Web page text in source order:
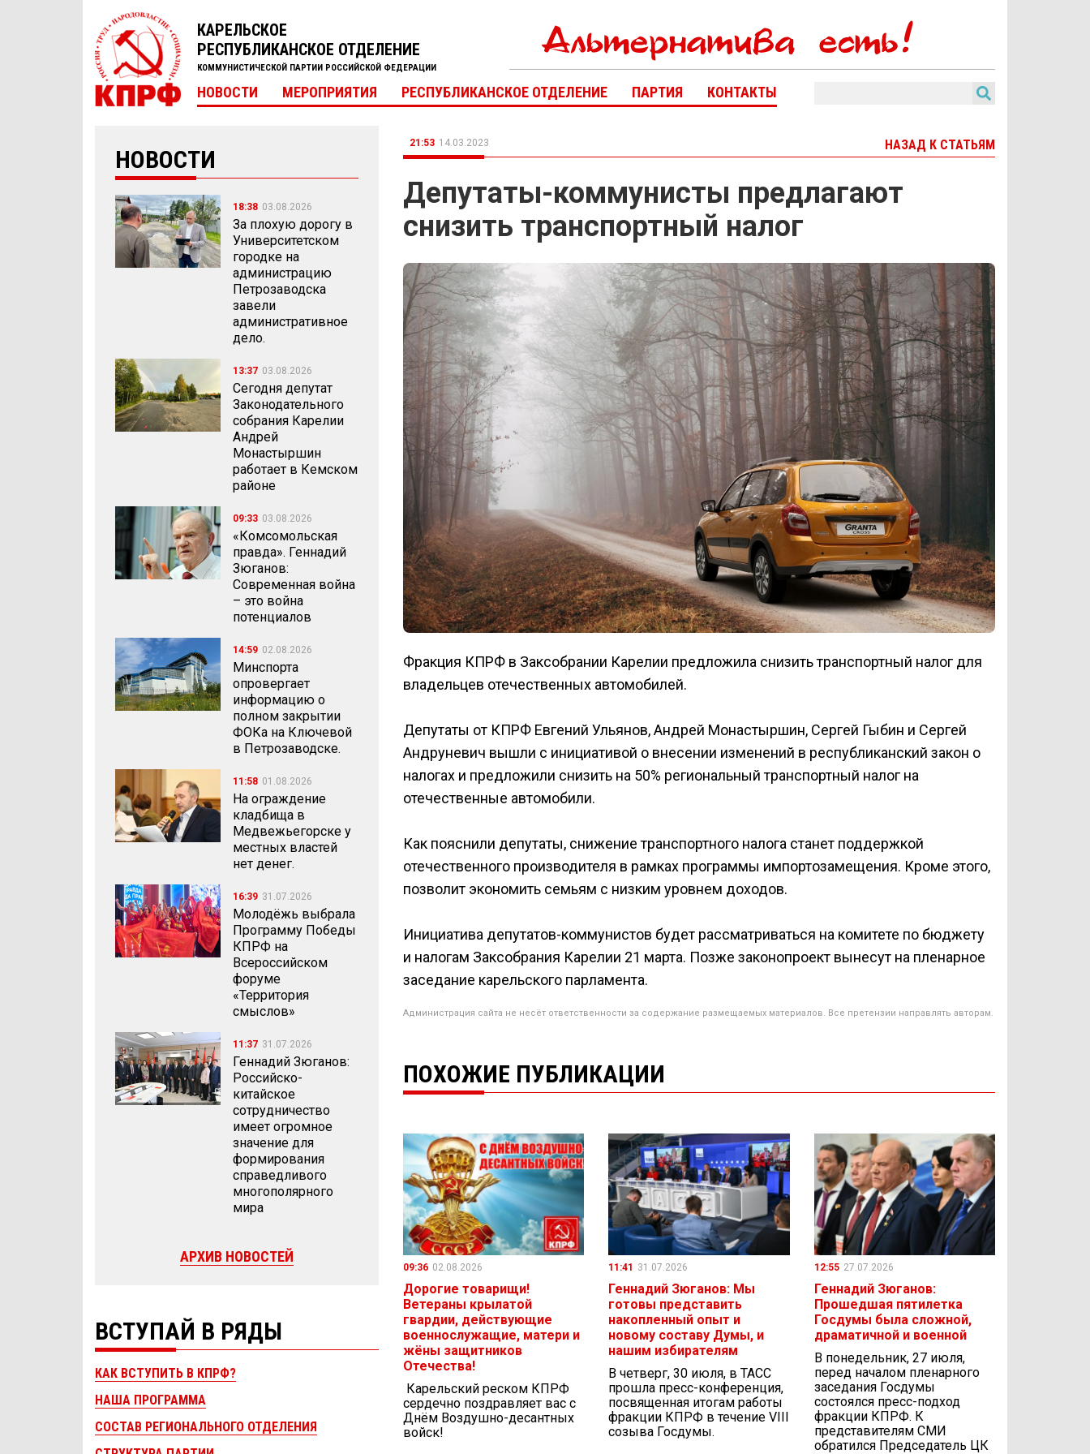
КАРЕЛЬСКОЕ
РЕСПУБЛИКАНСКОЕ ОТДЕЛЕНИЕ
КОММУНИСТИЧЕСКОЙ ПАРТИИ РОССИЙСКОЙ ФЕДЕРАЦИИ
НОВОСТИ МЕРОПРИЯТИЯ РЕСПУБЛИКАНСКОЕ ОТДЕЛЕНИЕ ПАРТИЯ КОНТАКТЫ
НОВОСТИ
18:38 03.08.2026
За плохую дорогу в
Университетском
городке на
администрацию
Петрозаводска
завели
административное
дело.
13:37 03.08.2026
Сегодня депутат
Законодательного
собрания Карелии
Андрей
Монастыршин
работает в Кемском
районе
09:33 03.08.2026
«Комсомольская
правда». Геннадий
Зюганов:
Современная война
– это война
потенциалов
14:59 02.08.2026
Минспорта
опровергает
информацию о
полном закрытии
ФОКа на Ключевой
в Петрозаводске.
11:58 01.08.2026
На ограждение
кладбища в
Медвежьегорске у
местных властей
нет денег.
16:39 31.07.2026
Молодёжь выбрала
Программу Победы
КПРФ на
Всероссийском
форуме
«Территория
смыслов»
11:37 31.07.2026
Геннадий Зюганов:
Российско-
китайское
сотрудничество
имеет огромное
значение для
формирования
справедливого
многополярного
мира
АРХИВ НОВОСТЕЙ
ВСТУПАЙ В РЯДЫ
КАК ВСТУПИТЬ В КПРФ?
НАША ПРОГРАММА
СОСТАВ РЕГИОНАЛЬНОГО ОТДЕЛЕНИЯ
21:53 14.03.2023 НАЗАД К СТАТЬЯМ
Депутаты-коммунисты предлагают
снизить транспортный налог
Фракция КПРФ в Заксобрании Карелии предложила снизить транспортный налог для
владельцев отечественных автомобилей.
Депутаты от КПРФ Евгений Ульянов, Андрей Монастыршин, Сергей Гыбин и Сергей
Андруневич вышли с инициативой о внесении изменений в республиканский закон о
налогах и предложили снизить на 50% региональный транспортный налог на
отечественные автомобили.
Как пояснили депутаты, снижение транспортного налога станет поддержкой
отечественного производителя в рамках программы импортозамещения. Кроме этого,
позволит экономить семьям с низким уровнем доходов.
Инициатива депутатов-коммунистов будет рассматриваться на комитете по бюджету
и налогам Заксобрания Карелии 21 марта. Позже законопроект вынесут на пленарное
заседание карельского парламента.
Администрация сайта не несёт ответственности за содержание размещаемых материалов. Все претензии направлять авторам.
ПОХОЖИЕ ПУБЛИКАЦИИ
09:36 02.08.2026
Дорогие товарищи!
Ветераны крылатой
гвардии, действующие
военнослужащие, матери и
жёны защитников
Отечества!
Карельский реском КПРФ
сердечно поздравляет вас с
Днём Воздушно-десантных
войск!
11:41 31.07.2026
Геннадий Зюганов: Мы
готовы представить
накопленный опыт и
новому составу Думы, и
нашим избирателям
В четверг, 30 июля, в ТАСС
прошла пресс-конференция,
посвященная итогам работы
фракции КПРФ в течение VIII
созыва Госдумы.
12:55 27.07.2026
Геннадий Зюганов:
Прошедшая пятилетка
Госдумы была сложной,
драматичной и военной
В понедельник, 27 июля,
перед началом пленарного
заседания Госдумы
состоялся пресс-подход
фракции КПРФ. К
представителям СМИ
обратился Председатель ЦК